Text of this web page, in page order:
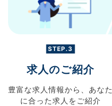
STEP.3
求人のご紹介
豊富な求人情報から、 あなた
に合った求人を ご紹介